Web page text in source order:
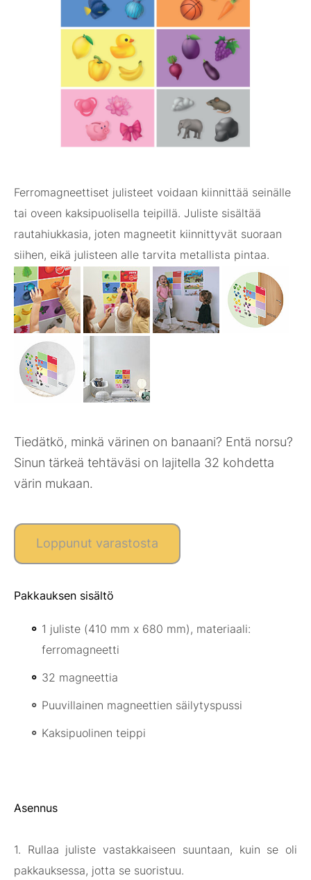
Ferromagneettiset julisteet voidaan kiinnittää seinälle
tai oveen kaksipuolisella teipillä. Juliste sisältää
rautahiukkasia, joten magneetit kiinnittyvät suoraan
siihen, eikä julisteen alle tarvita metallista pintaa.
Tiedätkö, minkä värinen on banaani? Entä norsu?
Sinun tärkeä tehtäväsi on lajitella 32 kohdetta
värin mukaan.
Loppunut varastosta
Pakkauksen sisältö
1 juliste (410 mm x 680 mm), materiaali:
ferromagneetti
32 magneettia
Puuvillainen magneettien säilytyspussi
Kaksipuolinen teippi
Asennus
1. Rullaa juliste vastakkaiseen suuntaan, kuin se oli
pakkauksessa, jotta se suoristuu.